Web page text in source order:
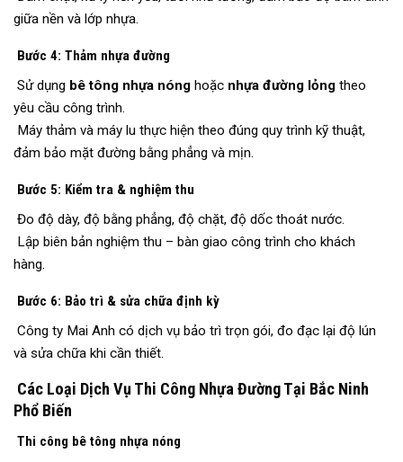
giữa nền và lớp nhựa.
Bước 4: Thảm nhựa đường
Sử dụng bê tông nhựa nóng hoặc nhựa đường lỏng theo
yêu cầu công trình.
Máy thảm và máy lu thực hiện theo đúng quy trình kỹ thuật,
đảm bảo mặt đường bằng phẳng và mịn.
Bước 5: Kiểm tra & nghiệm thu
Đo độ dày, độ bằng phẳng, độ chặt, độ dốc thoát nước.
Lập biên bản nghiệm thu – bàn giao công trình cho khách
hàng.
Bước 6: Bảo trì & sửa chữa định kỳ
Công ty Mai Anh có dịch vụ bảo trì trọn gói, đo đạc lại độ lún
và sửa chữa khi cần thiết.
Các Loại Dịch Vụ Thi Công Nhựa Đường Tại Bắc Ninh
Phổ Biến
Thi công bê tông nhựa nóng